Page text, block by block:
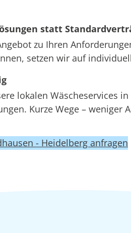
statt
zu Ihren
setzen wir auf
lokalen Wäscheservices
Kurze Wege – weniger
- Heidelberg anfragen